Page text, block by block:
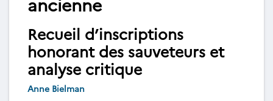
Recueil d’inscriptions
honorant des sauveteurs et
analyse critique
Anne Bielman